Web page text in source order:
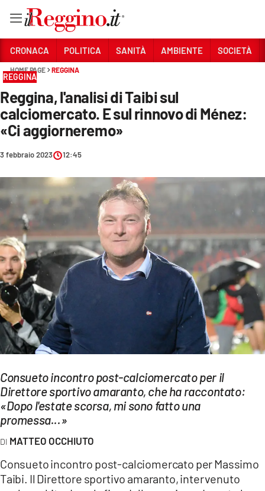
Sezioni
CRONACA
POLITICA
SANITÀ
AMBIENTE
SOCIETÀ
CULTURA
ECONOMIA E LAVORO
EVENTI
SPORT
Streaming
LAC NETWORK
LAC ONAIR
LaC
LACPLAY.IT
CRONACA POLITICA SANITÀ AMBIENTE SOCIETÀ
HOME PAGE REGGINA
REGGINA
Reggina, l'analisi di Taibi sul
calciomercato. E sul rinnovo di Ménez:
«Ci aggiorneremo»
3 febbraio 2023 12:45
Consueto incontro post-calciomercato per il
Direttore sportivo amaranto, che ha raccontato:
«Dopo l'estate scorsa, mi sono fatto una
promessa...»
MATTEO OCCHIUTO
Consueto incontro post-calciomercato per Massimo
Taibi. Il Direttore sportivo amaranto, intervenuto